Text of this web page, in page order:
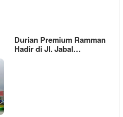
Durian Premium Ramman
Hadir di Jl. Jabal…